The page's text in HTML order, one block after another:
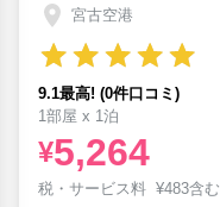
宮古空港
9.1最高! (0件口コミ)
1部屋 x 1泊
¥5,264
税・サービス料 ¥483含む